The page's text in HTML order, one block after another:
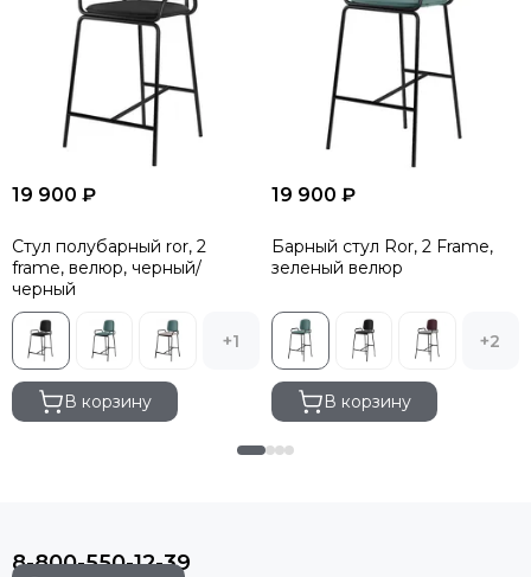
19 900 ₽
Стул полубарный ror, 2
frame, велюр, черный/
черный
+1
В корзину
19 900 ₽
Барный стул Ror, 2 Frame,
зеленый велюр
+2
В корзину
8-800-550-12-39